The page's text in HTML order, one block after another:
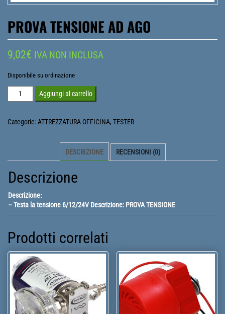
PROVA TENSIONE AD AGO
9,02€ IVA NON INCLUSA
Disponibile su ordinazione
PROVA
TENSIONE
Aggiungi al carrello
Categorie:ATTREZZATURA OFFICINA, TESTER
DESCRIZIONE RECENSIONI (0)
Descrizione
Descrizione:
– Testa la tensione 6/12/24V Descrizione: PROVA TENSIONE
Prodotti correlati